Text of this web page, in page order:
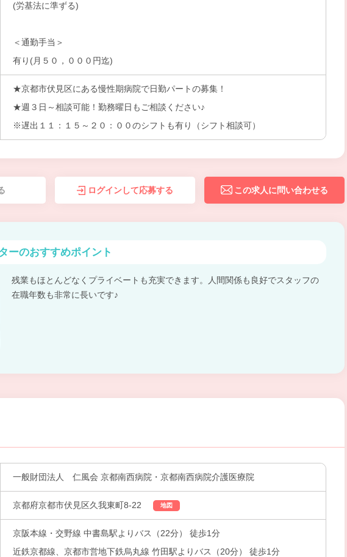
(労基法に準ずる)
＜通勤手当＞
有り(月５０，０００円迄)
★京都市伏見区にある慢性期病院で日勤パートの募集！
★週３日～相談可能！勤務曜日もご相談ください♪
※遅出１１：１５～２０：００のシフトも有り（シフト相談可）
ログインして応募する この求人に問い合わせる
ーのおすすめポイント
残業もほとんどなくプライベートも充実できます。人間関係も良好でスタッフの
在職年数も非常に長いです♪
一般財団法人 仁風会 京都南西病院・京都南西病院介護医療院
京都府京都市伏見区久我東町8-22 地図
京阪本線・交野線 中書島駅よりバス（22分） 徒歩1分
近鉄京都線、京都市営地下鉄烏丸線 竹田駅よりバス（20分） 徒歩1分